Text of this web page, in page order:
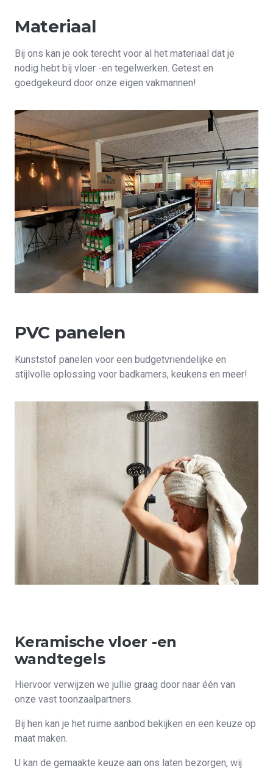
Materiaal
Bij ons kan je ook terecht voor al het materiaal dat je
nodig hebt bij vloer -en tegelwerken. Getest en
goedgekeurd door onze eigen vakmannen!
PVC panelen
Kunststof panelen voor een budgetvriendelijke en
stijlvolle oplossing voor badkamers, keukens en meer!
Keramische vloer -en
wandtegels
Hiervoor verwijzen we jullie graag door naar één van
onze vast toonzaalpartners.
Bij hen kan je het ruime aanbod bekijken en een keuze op
maat maken.
U kan de gemaakte keuze aan ons laten bezorgen, wij